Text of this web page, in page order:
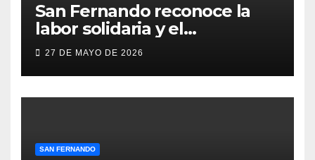
San Fernando reconoce la
labor solidaria y el
compromiso social de Juan y
San Fernando
27 DE MAYO DE 2026
SAN FERNANDO